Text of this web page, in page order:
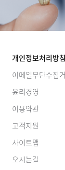
개인정보처리방침
이메일무단수집
윤리경영
이용약관
고객지원
사이트맵
오시는길